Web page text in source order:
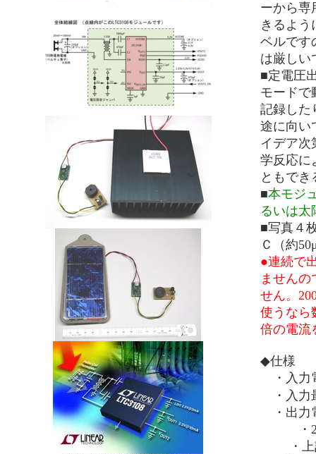
ーから専
きるよう
ベルです
は厳しい
■定電圧
モードで
記録した
途に向い
イデア次
学反応に
ともでき
■本モジ
るいは太
■写真４
Ｃ（約
●連続で
ません
せん。
使うなら
倍の電流
◆仕様
・入力
・入力
・出力
・
・上記